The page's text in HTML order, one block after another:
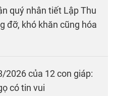
quý nhân tiết Lập Thu
đỡ, khó khăn cũng hóa
2026 của 12 con giáp:
có tin vui